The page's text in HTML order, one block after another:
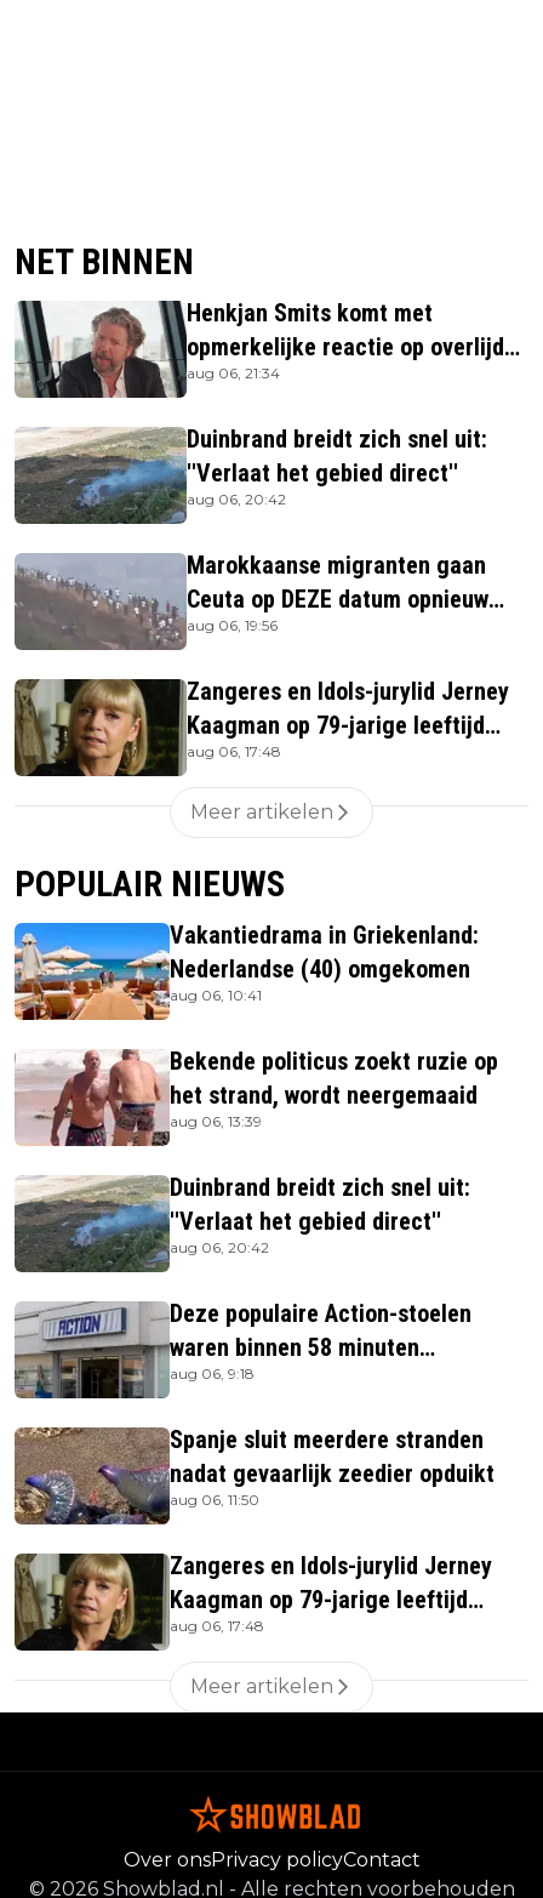
NET BINNEN
Henkjan Smits komt met
opmerkelijke reactie op overlijden
Jerney Kaagman
aug 06, 21:34
Duinbrand breidt zich snel uit:
''Verlaat het gebied direct''
aug 06, 20:42
Marokkaanse migranten gaan
Ceuta op DEZE datum opnieuw
bestormen
aug 06, 19:56
Zangeres en Idols-jurylid Jerney
Kaagman op 79-jarige leeftijd
overleden
aug 06, 17:48
Meer artikelen
POPULAIR NIEUWS
Vakantiedrama in Griekenland:
Nederlandse (40) omgekomen
aug 06, 10:41
Bekende politicus zoekt ruzie op
het strand, wordt neergemaaid
aug 06, 13:39
Duinbrand breidt zich snel uit:
''Verlaat het gebied direct''
aug 06, 20:42
Deze populaire Action-stoelen
waren binnen 58 minuten
uitverkocht zijn vandaag weer te
aug 06, 9:18
Spanje sluit meerdere stranden
nadat gevaarlijk zeedier opduikt
aug 06, 11:50
Zangeres en Idols-jurylid Jerney
Kaagman op 79-jarige leeftijd
overleden
aug 06, 17:48
Meer artikelen
Over onsPrivacy policyContact
© 2026 Showblad.nl - Alle rechten voorbehouden